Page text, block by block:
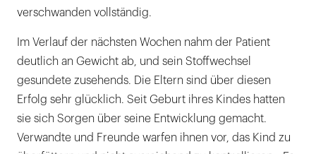
verschwanden vollständig.
Im Verlauf der nächsten Wochen nahm der Patient
deutlich an Gewicht ab, und sein Stoffwechsel
gesundete zusehends. Die Eltern sind über diesen
Erfolg sehr glücklich. Seit Geburt ihres Kindes hatten
sie sich Sorgen über seine Entwicklung gemacht.
Verwandte und Freunde warfen ihnen vor, das Kind zu